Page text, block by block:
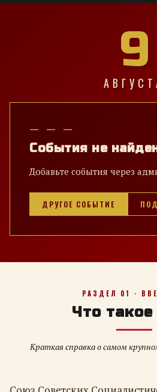
9
— — —
События не
Добавьте события через
ДРУГОЕ СОБЫТИЕ
РАЗДЕЛ 01 ·
Что
Краткая справка о самом